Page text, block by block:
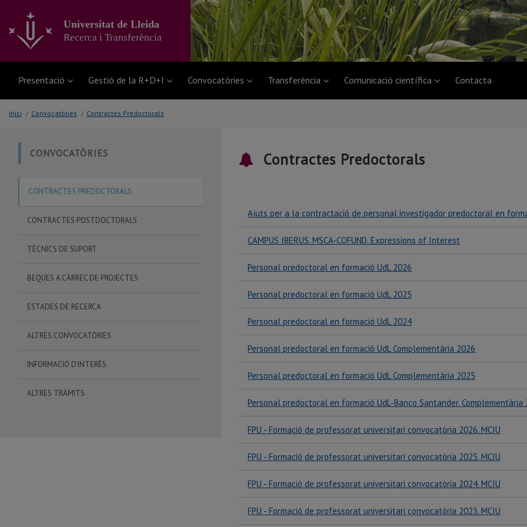
contingut
principal
la
pàgina
Universitat de Lleida
Recerca i Transferència
Presentació Gestió de la R+D+I Convocatòries Transferència Comunicació científica Contacta
Inici / Convocatòries / Contractes Predoctorals
CONVOCATÒRIES
CONTRACTES PREDOCTORALS
CONTRACTES POSTDOCTORALS
TÈCNICS DE SUPORT
BEQUES A CÀRREC DE PROJECTES
ESTADES DE RECERCA
ALTRES CONVOCATÒRIES
INFORMACIÓ D'INTERÈS
ALTRES TRÀMITS
Contractes Predoctorals
Ajuts per a la contractació de personal investigador predoctoral en
CAMPUS IBERUS. MSCA-COFUND. Expressions of Interest
Personal predoctoral en formació UdL 2026
Personal predoctoral en formació UdL 2025
Personal predoctoral en formació UdL 2024
Personal predoctoral en formació UdL Complementària 2026
Personal predoctoral en formació UdL Complementària 2025
Personal predoctoral en formació UdL-Banco Santander. Complementària
FPU - Formació de professorat universitari convocatòria 2026. MCIU
FPU - Formació de professorat universitari convocatòria 2025. MCIU
FPU - Formació de professorat universitari convocatòria 2024. MCIU
FPU - Formació de professorat universitari convocatòria 2023. MCIU